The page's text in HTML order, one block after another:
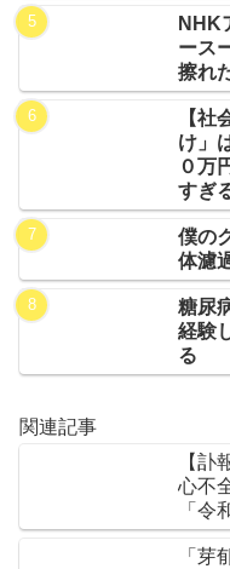
NHK
ース
擦れ
【
け」
０万
すぎ
僕の
体濾
糖尿
経験
る
関連記事
【訃
心不
「
「芽